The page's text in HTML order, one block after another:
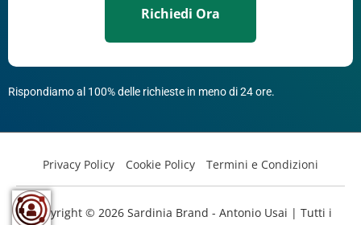
Richiedi Ora
Rispondiamo al 100% delle richieste in meno di 24 ore.
Privacy Policy Cookie Policy Termini e Condizioni
Copyright © 2026 Sardinia Brand - Antonio Usai | Tutti i